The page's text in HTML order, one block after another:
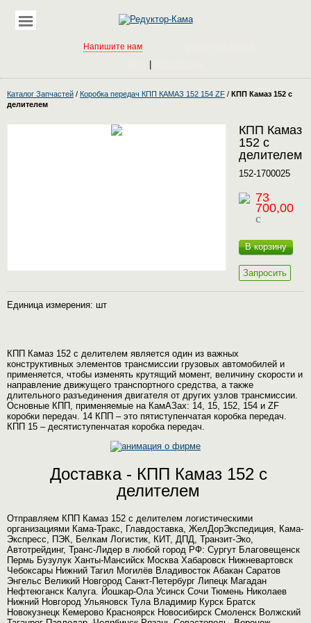
Напишите нам
Каталог Запчастей / Коробка передач КПП КАМАЗ 152 154 ZF / КПП Камаз 152 с
делителем
КПП Камаз
152 с
делителем
152-1700025
73
700,00
c
В корзину
Запросить
Единица измерения: шт
КПП Камаз 152 с делителем является один из важных
конструктивных элементов трансмиссии грузовых автомобилей и
применяется, чтобы изменять крутящий момент, величину скорости и
направление движущего транспортного средства, а также
длительного разъединения двигателя от других узлов трансмиссии.
Основные КПП, применяемые на КамАЗах: 14, 15, 152, 154 и ZF
коробки передач. 14 КПП – это пятиступенчатая коробка передач.
КПП 15 – десятиступенчатая коробка передач.
Доставка - КПП Камаз 152 с
делителем
Отправляем КПП Камаз 152 с делителем логистическими
организациями Кама-Тракс, Главдоставка, ЖелДорЭкспедиция, Кама-
Экспресс, ПЭК, Белкам Логистик, КИТ, ДПД, Транзит-Эко,
Автотрейдинг, Транс-Лидер в любой город РФ: Сургут Благовещенск
Пермь Бузулук Ханты-Мансийск Москва Хабаровск Нижневартовск
Чебоксары Нижний Тагил Могилёв Владивосток Абакан Саратов
Энгельс Великий Новгород Санкт-Петербург Липецк Магадан
Нефтеюганск Калуга. Йошкар-Ола Усинск Сочи Тюмень Николаев
Нижний Новгород Ульяновск Тула Владимир Курск Братск
Новокузнецк Кемерово Красноярск Новосибирск Смоленск Волжский